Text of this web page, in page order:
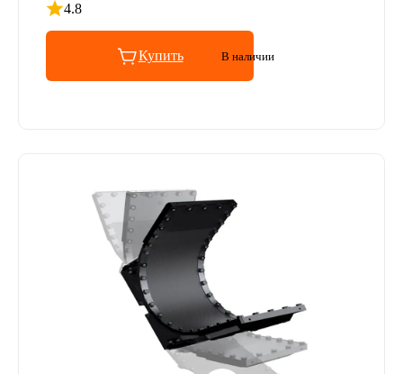
4.8
Рейтинг 4.8 из 5
Купить В наличии